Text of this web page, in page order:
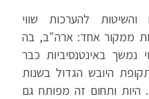
להערכות שווי
ממקור אחד: ארה"ב, בה
נמשך באינטנסיביות כבר
היובש הגדול בשנות
ותחום זה מפותח גם